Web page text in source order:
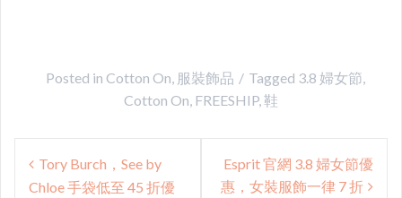
Posted in Cotton On 服裝飾品 Tagged 3.8 婦女節
Cotton On FREESHIP, 鞋
Post
navigation
Tory Burch，See by
Chloe 手袋低至 45 折優
Esprit 官網 3.8 婦女節優
惠，女裝服飾一律 7 折